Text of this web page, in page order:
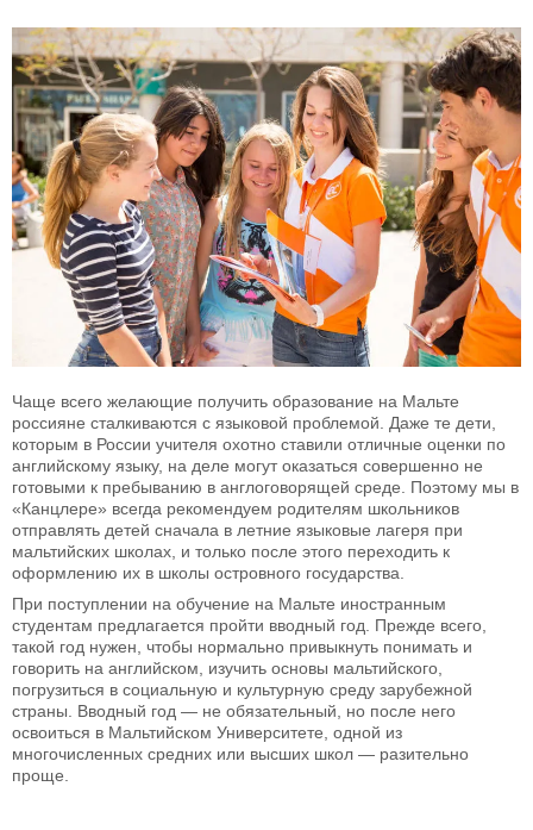
Чаще всего желающие получить образование на Мальте
россияне сталкиваются с языковой проблемой. Даже те дети,
которым в России учителя охотно ставили отличные оценки по
английскому языку, на деле могут оказаться совершенно не
готовыми к пребыванию в англоговорящей среде. Поэтому мы в
«Канцлере» всегда рекомендуем родителям школьников
отправлять детей сначала в летние языковые лагеря при
мальтийских школах, и только после этого переходить к
оформлению их в школы островного государства.
При поступлении на обучение на Мальте иностранным
студентам предлагается пройти вводный год. Прежде всего,
такой год нужен, чтобы нормально привыкнуть понимать и
говорить на английском, изучить основы мальтийского,
погрузиться в социальную и культурную среду зарубежной
страны. Вводный год — не обязательный, но после него
освоиться в Мальтийском Университете, одной из
многочисленных средних или высших школ — разительно
проще.